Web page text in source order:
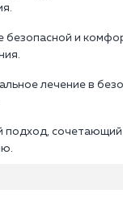
безопасной и
лечение в
подход,